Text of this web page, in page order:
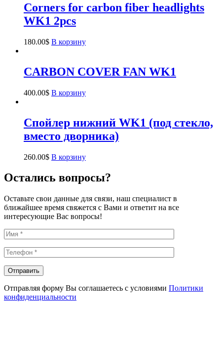
Corners for carbon fiber headlights
WK1 2pcs
180.00$ В корзину
CARBON COVER FAN WK1
400.00$ В корзину
Спойлер нижний WK1 (под стекло,
вместо дворника)
260.00$ В корзину
Остались вопросы?
Оставьте свои данные для связи, наш специалист в
ближайшее время свяжется с Вами и ответит на все
интересующие Вас вопросы!
Отправляя форму Вы соглашаетесь с условиями Политики
конфиденциальности